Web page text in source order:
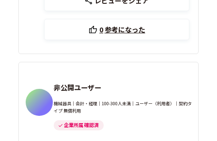
0参考になった
非公開ユーザー
機械器具｜会計・経理｜100-300人未満｜ユーザー（利用者）｜契約タ
イプ 無償利用
企業所属 確認済